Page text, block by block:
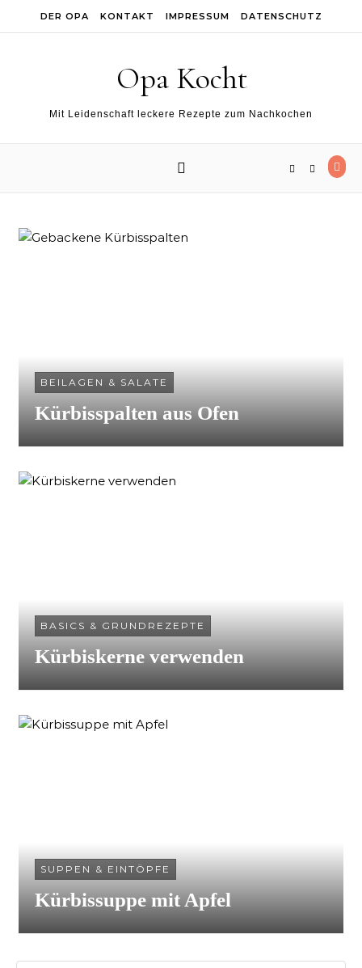
DER OPA KONTAKT IMPRESSUM DATENSCHUTZ
Opa Kocht
Mit Leidenschaft leckere Rezepte zum Nachkochen
BEILAGEN & SALATE
Kürbisspalten aus Ofen
BASICS & GRUNDREZEPTE
Kürbiskerne verwenden
SUPPEN & EINTÖPFE
Kürbissuppe mit Apfel